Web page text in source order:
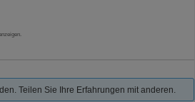
Teilen Sie Ihre Erfahrungen mit anderen.